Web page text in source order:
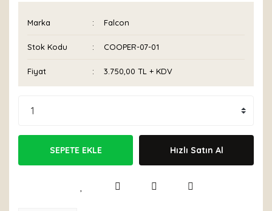
Marka Falcon
Stok Kodu COOPER-07-01
Fiyat 3.750,00 TL + KDV
SEPETE EKLE Hızlı Satın Al